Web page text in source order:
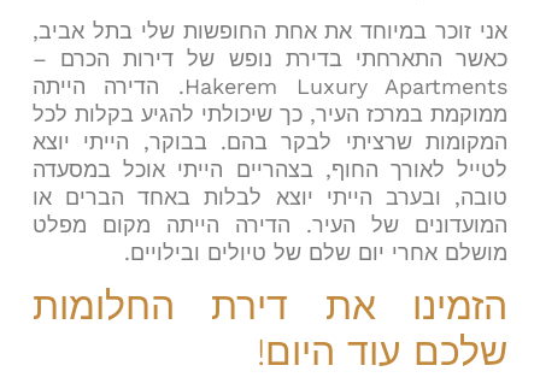
אני זוכר במיוחד את אחת החופשות שלי בתל אביב,
כאשר התארחתי בדירת נופש של דירות הכרם –
Hakerem Luxury Apartments. הדירה הייתה
ממוקמת במרכז העיר, כך שיכולתי להגיע בקלות לכל
המקומות שרציתי לבקר בהם. בבוקר, הייתי יוצא
לטייל לאורך החוף, בצהריים הייתי אוכל במסעדה
טובה, ובערב הייתי יוצא לבלות באחד הברים או
המועדונים של העיר. הדירה הייתה מקום מפלט
מושלם אחרי יום שלם של טיולים ובילויים.
הזמינו את דירת החלומות
שלכם עוד היום!